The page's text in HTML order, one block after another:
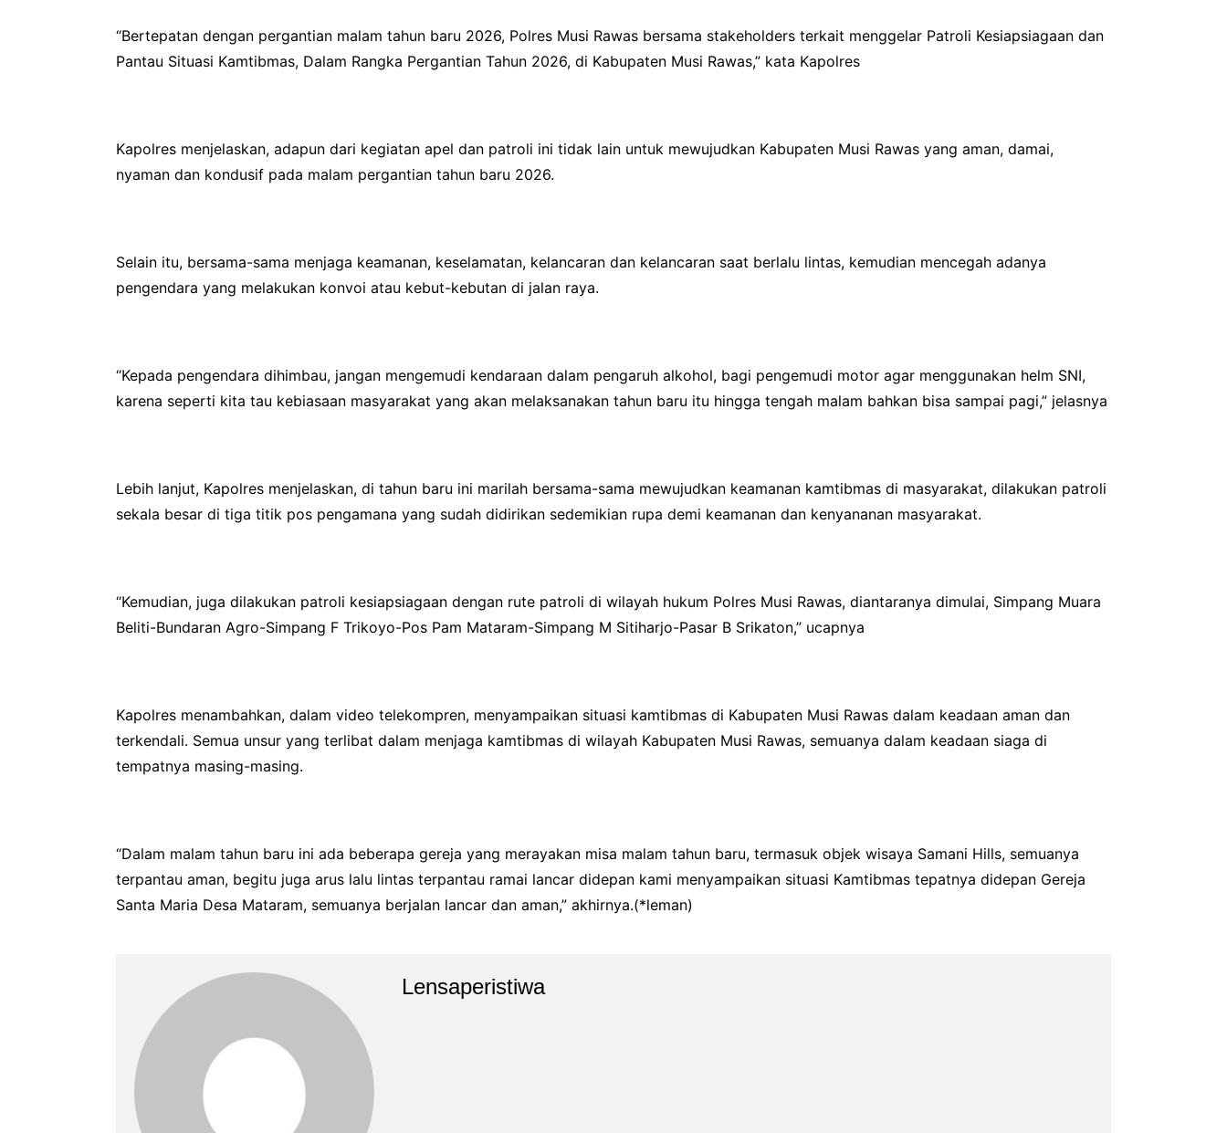
“Bertepatan dengan pergantian malam tahun baru 2026, Polres Musi Rawas bersama stakeholders terkait menggelar Patroli Kesiapsiagaan dan
Pantau Situasi Kamtibmas, Dalam Rangka Pergantian Tahun 2026, di Kabupaten Musi Rawas,” kata Kapolres
Kapolres menjelaskan, adapun dari kegiatan apel dan patroli ini tidak lain untuk mewujudkan Kabupaten Musi Rawas yang aman, damai,
nyaman dan kondusif pada malam pergantian tahun baru 2026.
Selain itu, bersama-sama menjaga keamanan, keselamatan, kelancaran dan kelancaran saat berlalu lintas, kemudian mencegah adanya
pengendara yang melakukan konvoi atau kebut-kebutan di jalan raya.
“Kepada pengendara dihimbau, jangan mengemudi kendaraan dalam pengaruh alkohol, bagi pengemudi motor agar menggunakan helm SNI,
karena seperti kita tau kebiasaan masyarakat yang akan melaksanakan tahun baru itu hingga tengah malam bahkan bisa sampai pagi,” jelasnya
Lebih lanjut, Kapolres menjelaskan, di tahun baru ini marilah bersama-sama mewujudkan keamanan kamtibmas di masyarakat, dilakukan patroli
sekala besar di tiga titik pos pengamana yang sudah didirikan sedemikian rupa demi keamanan dan kenyananan masyarakat.
“Kemudian, juga dilakukan patroli kesiapsiagaan dengan rute patroli di wilayah hukum Polres Musi Rawas, diantaranya dimulai, Simpang Muara
Beliti-Bundaran Agro-Simpang F Trikoyo-Pos Pam Mataram-Simpang M Sitiharjo-Pasar B Srikaton,” ucapnya
Kapolres menambahkan, dalam video telekompren, menyampaikan situasi kamtibmas di Kabupaten Musi Rawas dalam keadaan aman dan
terkendali. Semua unsur yang terlibat dalam menjaga kamtibmas di wilayah Kabupaten Musi Rawas, semuanya dalam keadaan siaga di
tempatnya masing-masing.
“Dalam malam tahun baru ini ada beberapa gereja yang merayakan misa malam tahun baru, termasuk objek wisaya Samani Hills, semuanya
terpantau aman, begitu juga arus lalu lintas terpantau ramai lancar didepan kami menyampaikan situasi Kamtibmas tepatnya didepan Gereja
Santa Maria Desa Mataram, semuanya berjalan lancar dan aman,” akhirnya.(*leman)
Lensaperistiwa